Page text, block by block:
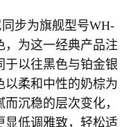
步为旗舰型号WH-
，为这一经典产品注
于以往黑色与铂金银
以柔和中性的奶棕为
沉稳的层次变化，
显低调雅致，轻松适